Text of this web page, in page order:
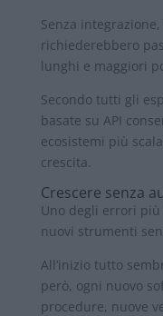
Senza
richiederebbero
lunghi e maggiori
Secondo tutti gli
basate su API
ecosistemi più
crescita.
Crescere senza
Uno degli errori
nuovi strumenti
All’inizio tutto
però, ogni nuovo
procedure, nuove